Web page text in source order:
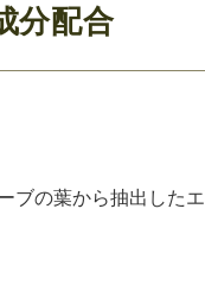
分配合
ブの葉から抽出した